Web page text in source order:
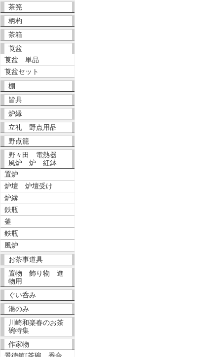
茶筅
柄杓
茶箱
莨盆
莨盆 単品
莨盆セット
棚
皆具
炉縁
立礼 野点用品
野点籠
野々田 電熱器
風炉 炉 紅鉢
置炉
炉壇 炉壇受け
炉縁
鉄瓶
釜
鉄瓶
風炉
お茶事道具
置物 飾り物 進
物用
ぐい呑み
湯のみ
川崎和楽春のお茶
碗特集
作家物